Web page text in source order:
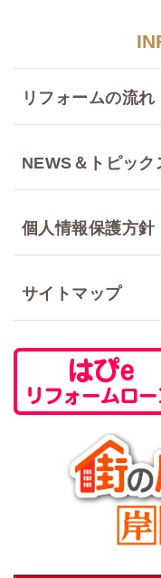
リフォームの流
NEWS＆トピック
個人情報保護方針
サイトマップ